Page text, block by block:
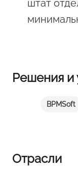
штат
Решения и
BPMSoft
Отрасли